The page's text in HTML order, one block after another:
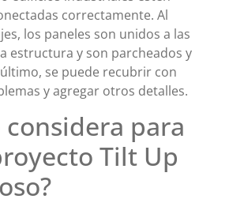
correctamente. Al
los paneles son unidos a las
estructura y son parcheados y
se puede recubrir con
y agregar otros detalles.
considera para
Tilt Up